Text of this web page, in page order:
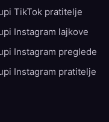
TikTok pratitelje
Instagram lajkove
Instagram preglede
Instagram pratitelje